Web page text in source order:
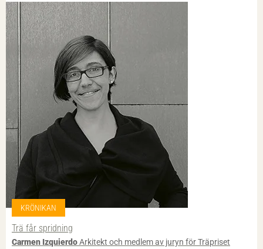
KRÖNIKAN
Trä får spridning
Carmen IzquierdoArkitekt och medlem av juryn för Träpriset